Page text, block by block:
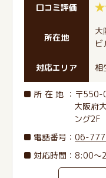
口コミ評価
所在地
大
ビ
対応エリア 相
所在地 ：〒
大阪府
ング2F
電話番号 ：06-
対応時間：8:00～